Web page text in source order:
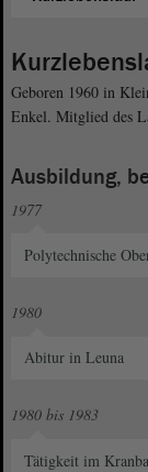
Geboren 1960 in
Enkel. Mitglied des
Ausbildung,
1977
Polytechnische
1980
Abitur in Leuna
1980 bis 1983
Tätigkeit im